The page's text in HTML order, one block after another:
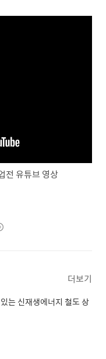
유튜브 영상
더보기
는 신재생에너지 철도 상